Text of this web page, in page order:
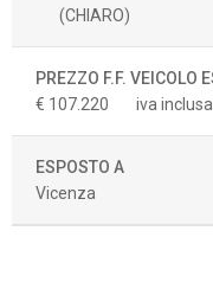
(CHIARO)
PREZZO F.F. VEICOLO
€ 107.220
iva
ESPOSTO A
Vicenza